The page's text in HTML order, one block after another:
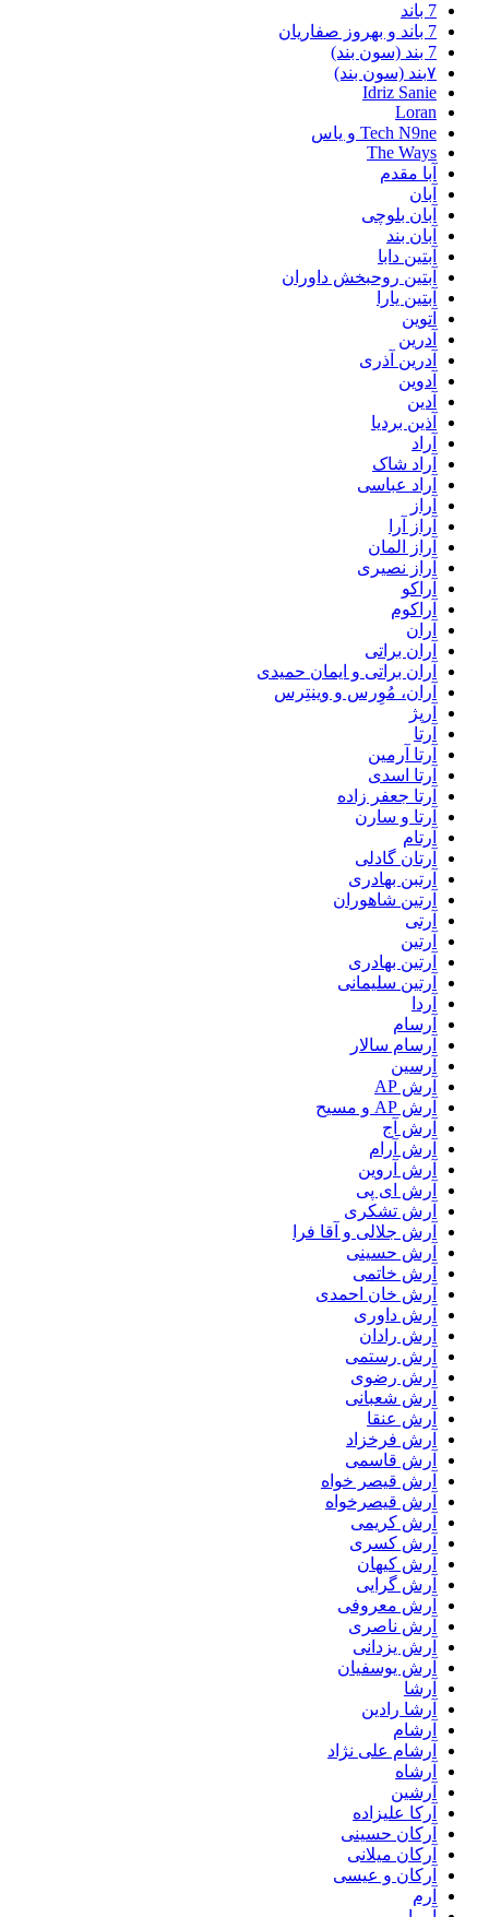
7 باند
7 باند و بهروز صفاریان
7 بند (سون بند)
۷بند (سون بند)
Idriz Sanie
Loran
Tech N9ne و یاس
The Ways
آبا مقدم
آبان
آبان بلوچی
آبان بند
آبتین دابا
آبتین روحبخش داوران
آبتین یارا
آتوین
آدرین
آدرین آذری
آدوین
آدین
آذین بردیا
آراد
آراد شاک
آراد عباسی
آراز
آراز آرا
آراز المان
آراز نصیری
آراکو
آراکوم
آران
آران براتی
آران براتی و ایمان حمیدی
آران، مُوِرس و وینتِرس
آرپژ
آرتا
آرتا آرمین
آرتا اسدی
آرتا جعفر زاده
آرتا و سارن
آرتام
آرتان گادلی
آرتبن بهادری
آرتين شاهوران
آرتی
آرتین
آرتین بهادری
آرتین سلیمانی
آردا
آرسام
آرسام سالار
آرسین
آرش AP
آرش AP و مسیح
آرش آج
آرش آرام
آرش آروین
آرش ای پی
آرش تشکری
آرش جلالی و آقا فرا
آرش حسینی
آرش خاتمی
آرش خان احمدی
آرش داوری
آرش رادان
آرش رستمى
آرش رضوی
آرش شعبانی
آرش عنقا
آرش فرخزاد
آرش قاسمی
آرش قیصر خواه
آرش قیصرخواه
آرش کریمی
آرش کسری
آرش کیهان
آرش گرایی
آرش معروفی
آرش ناصری
آرش یزدانی
آرش یوسفیان
آرشا
آرشا رادین
آرشام
آرشام علی نژاد
آرشاه
آرشین
آرکا علیزاده
آرکان حسینی
آرکان میلانی
آرکان و عیسی
آرم